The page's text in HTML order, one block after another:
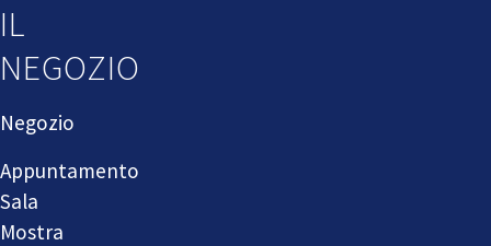
IL
NEGOZIO
Negozio
Appuntamento
Sala
Mostra